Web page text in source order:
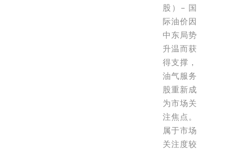
股）– 国
际油价因
中东局势
升温而获
得支撑，
油气服务
股重新成
为市场关
注焦点。
属于市场
关注度较